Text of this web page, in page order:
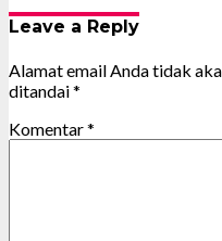
Leave a Reply
Alamat email Anda tidak
ditandai*
Komentar*